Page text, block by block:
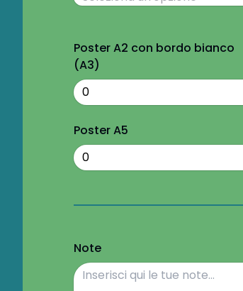
Poster A2 con bordo bianco
(A3)
Poster A5
Note